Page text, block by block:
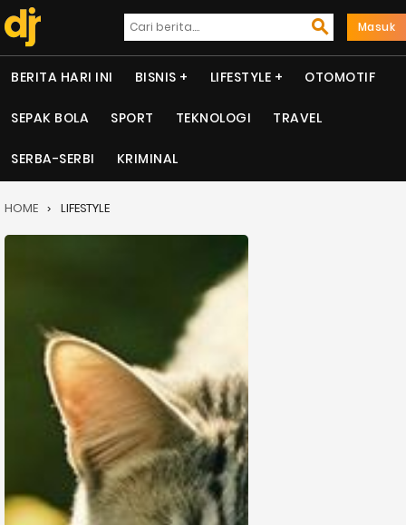
Masuk
BERITA HARI INI BISNIS LIFESTYLE OTOMOTIF
SEPAK BOLA SPORT TEKNOLOGI TRAVEL
SERBA-SERBI KRIMINAL
HOME LIFESTYLE